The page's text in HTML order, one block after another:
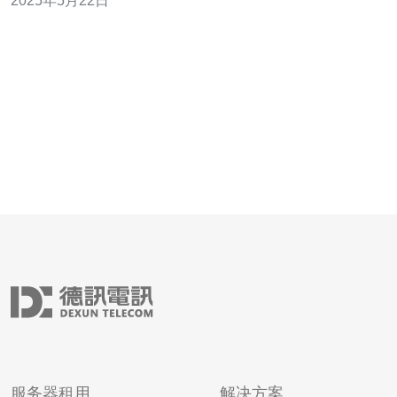
的云服务器。 Sakura Cloud是一家知名的日本云服务器供
服务器租用 解决方案